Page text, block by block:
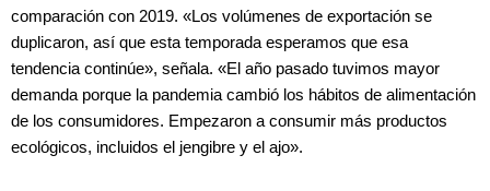
comparación con 2019. «Los volúmenes de exportación se
duplicaron, así que esta temporada esperamos que esa
tendencia continúe», señala. «El año pasado tuvimos mayor
demanda porque la pandemia cambió los hábitos de alimentación
de los consumidores. Empezaron a consumir más productos
ecológicos, incluidos el jengibre y el ajo».